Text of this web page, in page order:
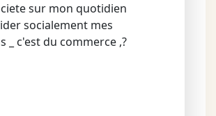
sur mon quotidien
socialement mes
_ c'est du commerce ,?